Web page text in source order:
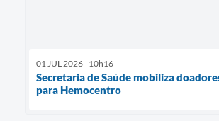
01 JUL 2026 - 10h16
Secretaria de Saúde mobiliza
para Hemocentro